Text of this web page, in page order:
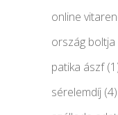
online
ország boltja
patika ászf
sérelemdíj (4)